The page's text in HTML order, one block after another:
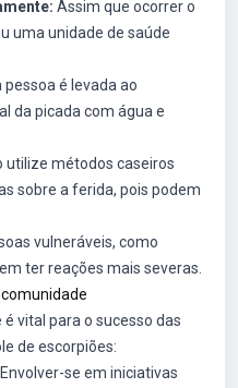
Assim que ocorrer o
uma unidade de saúde
pessoa é levada ao
da picada com água e
utilize métodos caseiros
sobre a ferida, pois podem
vulneráveis, como
ter reações mais severas.
vital para o sucesso das
de escorpiões:
Envolver-se em iniciativas